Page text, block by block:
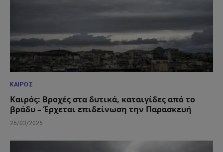
ΚΑΙΡΌΣ
Καιρός: Βροχές στα δυτικά, καταιγίδες από το
βράδυ – Έρχεται επιδείνωση την Παρασκευή
26/03/2026